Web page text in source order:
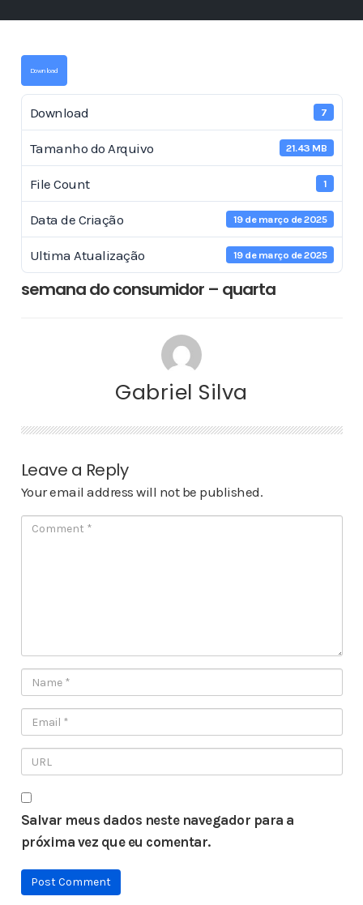
Download
Download 7
Tamanho do Arquivo 21.43 MB
File Count 1
Data de Criação 19 de março de 2025
Ultima Atualização 19 de março de 2025
semana do consumidor – quarta
Gabriel Silva
Leave a Reply
Your email address will not be published.
Salvar meus dados neste navegador para a
próxima vez que eu comentar.